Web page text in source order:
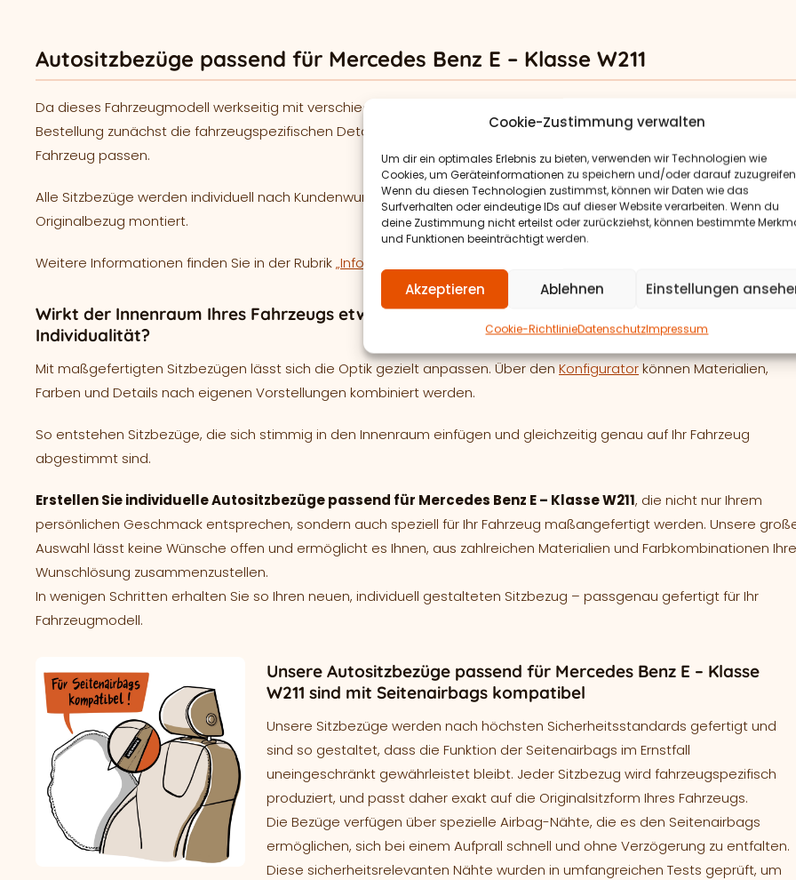
Cookie-Zustimmung verwalten
Um dir ein optimales Erlebnis zu bieten, verwenden wir Technologien wie
Cookies, um Geräteinformationen zu speichern und/oder darauf
Wenn du diesen Technologien zustimmst, können wir Daten wie das
Surfverhalten oder eindeutige IDs auf dieser Website verarbeiten. Wenn du
deine Zustimmung nicht erteilst oder zurückziehst, können bestimmte
und Funktionen beeinträchtigt werden.
Akzeptieren Ablehnen Einstellungen
Cookie-RichtlinieDatenschutzImpressum
Autositzbezüge passend für Mercedes Benz E – Klasse W211
Da dieses Fahrzeugmodell werkseitig mit verschiedenen Sitzausführungen angeboten wurde, prüfen wir nach Ihrer
Bestellung zunächst die fahrzeugspezifischen Details. So stellen wir sicher, dass die Autositzbezüge exakt zu Ihrem
Fahrzeug passen.
Alle Sitzbezüge werden individuell nach Kundenwunsch gefertigt und passgenau über den vorhandenen
Originalbezug montiert.
Weitere Informationen finden Sie in der Rubrik„Informationen“
Wirkt der Innenraum Ihres Fahrzeugs etwas eintönig oder wünschen Sie sich mehr
Individualität?
Mit maßgefertigten Sitzbezügen lässt sich die Optik gezielt anpassen. Über denKonfiguratorkönnen Materialien,
Farben und Details nach eigenen Vorstellungen kombiniert werden.
So entstehen Sitzbezüge, die sich stimmig in den Innenraum einfügen und gleichzeitig genau auf Ihr Fahrzeug
abgestimmt sind.
Erstellen Sie individuelle Autositzbezüge passend für Mercedes Benz E – Klasse W211, die nicht nur Ihrem
persönlichen Geschmack entsprechen, sondern auch speziell für Ihr Fahrzeug maßangefertigt werden. Unsere
Auswahl lässt keine Wünsche offen und ermöglicht es Ihnen, aus zahlreichen Materialien und Farbkombinationen Ihre
Wunschlösung zusammenzustellen.
In wenigen Schritten erhalten Sie so Ihren neuen, individuell gestalteten Sitzbezug – passgenau gefertigt für Ihr
Fahrzeugmodell.
Unsere Autositzbezüge passend für Mercedes Benz E – Klasse
W211 sind mit Seitenairbags kompatibel
Unsere Sitzbezüge werden nach höchsten Sicherheitsstandards gefertigt und
sind so gestaltet, dass die Funktion der Seitenairbags im Ernstfall
uneingeschränkt gewährleistet bleibt. Jeder Sitzbezug wird fahrzeugspezifisch
produziert, und passt daher exakt auf die Originalsitzform Ihres Fahrzeugs.
Die Bezüge verfügen über spezielle Airbag-Nähte, die es den Seitenairbags
ermöglichen, sich bei einem Aufprall schnell und ohne Verzögerung zu entfalten.
Diese sicherheitsrelevanten Nähte wurden in umfangreichen Tests geprüft, um